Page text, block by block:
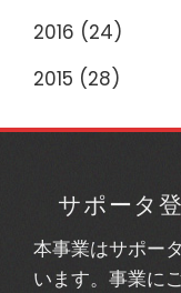
2016 (24)
2015 (28)
サポータ
本事業はサポー
います。事業に